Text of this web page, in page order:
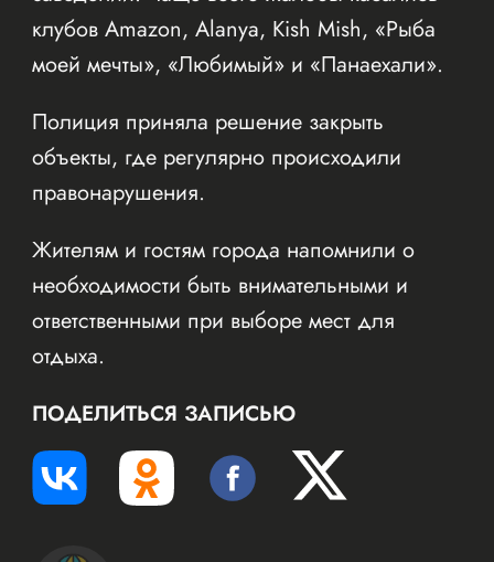
клубов Amazon, Alanya, Kish Mish, «Рыба
моей мечты», «Любимый» и «Панаехали».
Полиция приняла решение закрыть
объекты, где регулярно происходили
правонарушения.
Жителям и гостям города напомнили о
необходимости быть внимательными и
ответственными при выборе мест для
отдыха.
ПОДЕЛИТЬСЯ ЗАПИСЬЮ